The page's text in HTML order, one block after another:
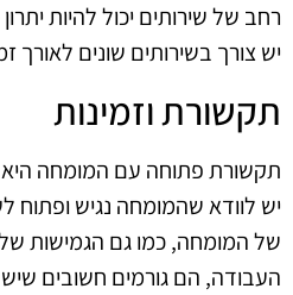
רחב של שירותים יכול להיות
יש צורך בשירותים שונים לאורך
תקשורת וזמינות
תקשורת פתוחה עם המומחה היא
יש לוודא שהמומחה נגיש ופתוח
של המומחה, כמו גם הגמישות שלו
העבודה, הם גורמים חשובים